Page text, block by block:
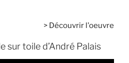
> Découvrir l'oeuvre
sur toile d’André Palais